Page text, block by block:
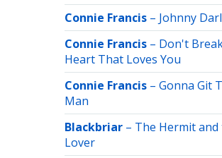
Connie Francis – Johnny
Connie Francis – Don't
Heart That Loves You
Connie Francis – Gonna Git
Man
Blackbriar – The Hermit and
Lover